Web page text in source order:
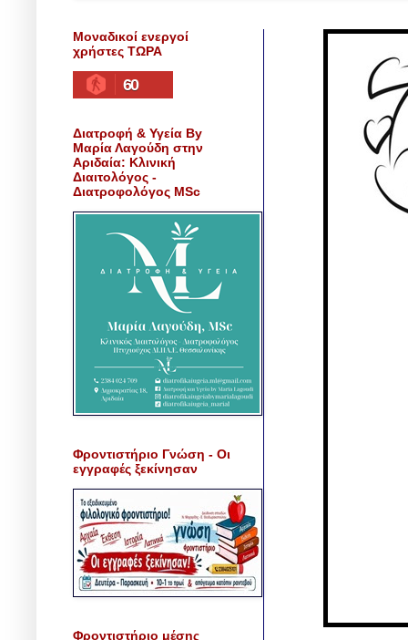
Μοναδικοί ενεργοί
χρήστες ΤΩΡΑ
60
Διατροφή & Υγεία By
Μαρία Λαγούδη στην
Αριδαία: Κλινική
Διαιτολόγος -
Διατροφολόγος MSc
Φροντιστήριο Γνώση - Οι
εγγραφές ξεκίνησαν
Φροντιστήριο μέσης